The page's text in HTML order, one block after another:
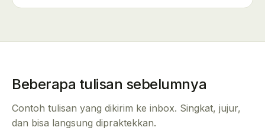
Beberapa tulisan sebelumnya
Contoh tulisan yang dikirim ke inbox. Singkat, jujur,
dan bisa langsung dipraktekkan.